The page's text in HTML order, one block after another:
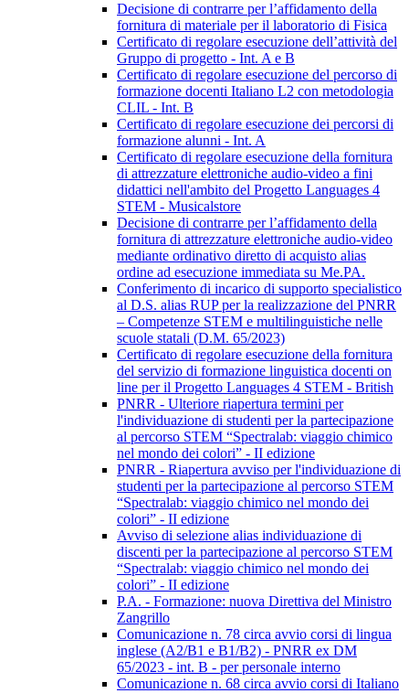
Decisione di contrarre per l’affidamento della
fornitura di materiale per il laboratorio di Fisica
Certificato di regolare esecuzione dell’attività del
Gruppo di progetto - Int. A e B
Certificato di regolare esecuzione del percorso di
formazione docenti Italiano L2 con metodologia
CLIL - Int. B
Certificato di regolare esecuzione dei percorsi di
formazione alunni - Int. A
Certificato di regolare esecuzione della fornitura
di attrezzature elettroniche audio-video a fini
didattici nell'ambito del Progetto Languages 4
STEM - Musicalstore
Decisione di contrarre per l’affidamento della
fornitura di attrezzature elettroniche audio-video
mediante ordinativo diretto di acquisto alias
ordine ad esecuzione immediata su Me.PA.
Conferimento di incarico di supporto specialistico
al D.S. alias RUP per la realizzazione del PNRR
– Competenze STEM e multilinguistiche nelle
scuole statali (D.M. 65/2023)
Certificato di regolare esecuzione della fornitura
del servizio di formazione linguistica docenti on
line per il Progetto Languages 4 STEM - British
PNRR - Ulteriore riapertura termini per
l'individuazione di studenti per la partecipazione
al percorso STEM “Spectralab: viaggio chimico
nel mondo dei colori” - II edizione
PNRR - Riapertura avviso per l'individuazione di
studenti per la partecipazione al percorso STEM
“Spectralab: viaggio chimico nel mondo dei
colori” - II edizione
Avviso di selezione alias individuazione di
discenti per la partecipazione al percorso STEM
“Spectralab: viaggio chimico nel mondo dei
colori” - II edizione
P.A. - Formazione: nuova Direttiva del Ministro
Zangrillo
Comunicazione n. 78 circa avvio corsi di lingua
inglese (A2/B1 e B1/B2) - PNRR ex DM
65/2023 - int. B - per personale interno
Comunicazione n. 68 circa avvio corsi di Italiano